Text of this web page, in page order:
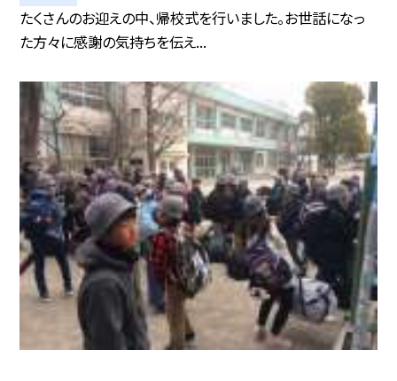
たくさんのお迎えの中、帰校式を行いました。お世話になっ
た方々に感謝の気持ちを伝え...